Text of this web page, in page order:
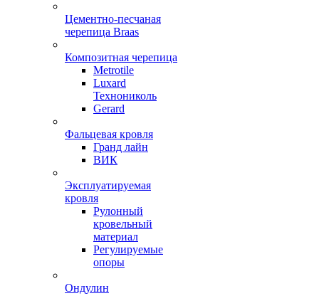
Цементно-песчаная
черепица Braas
Композитная черепица
Metrotile
Luxard
Технониколь
Gerard
Фальцевая кровля
Гранд лайн
ВИК
Эксплуатируемая
кровля
Рулонный
кровельный
материал
Регулируемые
опоры
Ондулин